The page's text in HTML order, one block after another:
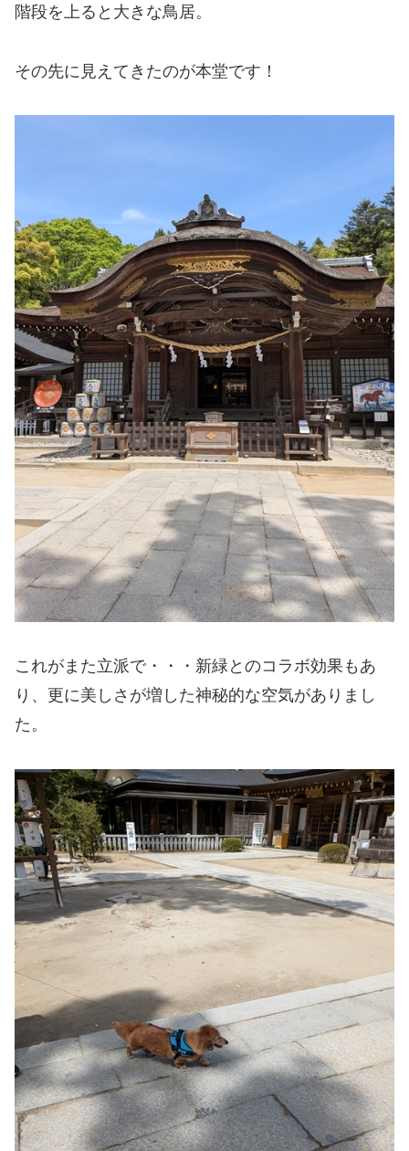
階段を上ると大きな鳥居。
その先に見えてきたのが本堂です！
これがまた立派で・・・新緑とのコラボ効果もあ
り、更に美しさが増した神秘的な空気がありまし
た。